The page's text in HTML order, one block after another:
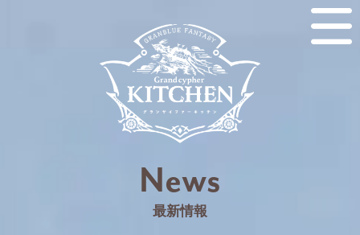
News
最新情報